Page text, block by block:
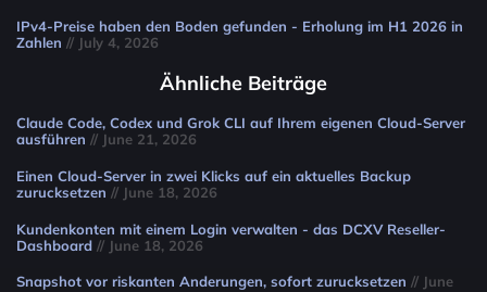
IPv4-Preise haben den Boden gefunden - Erholung im H1 2026 in
Zahlen // July 4, 2026
Ähnliche Beiträge
Claude Code, Codex und Grok CLI auf Ihrem eigenen Cloud-Server
ausführen // June 21, 2026
Einen Cloud-Server in zwei Klicks auf ein aktuelles Backup
zurucksetzen // June 18, 2026
Kundenkonten mit einem Login verwalten - das DCXV Reseller-
Dashboard // June 18, 2026
Snapshot vor riskanten Anderungen, sofort zurucksetzen // June